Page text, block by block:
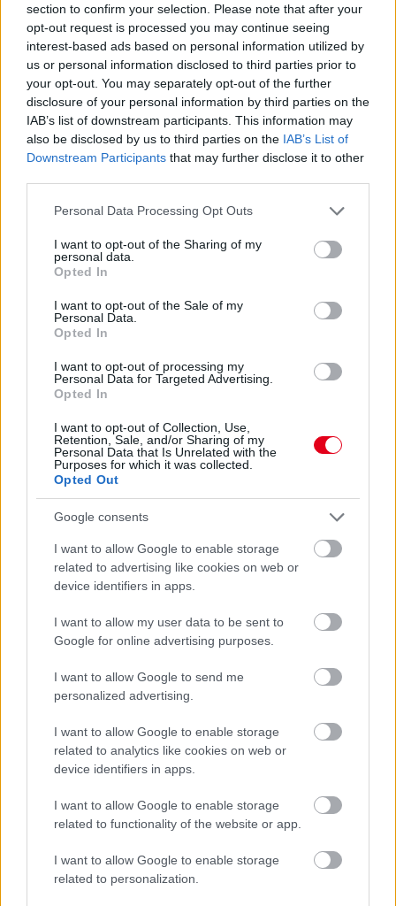
section to confirm your selection. Please note that after your
opt-out request is processed you may continue seeing
interest-based ads based on personal information utilized by
us or personal information disclosed to third parties prior to
your opt-out. You may separately opt-out of the further
disclosure of your personal information by third parties on the
IAB’s list of downstream participants. This information may
also be disclosed by us to third parties on the IAB’s List of
Downstream Participants that may further disclose it to other
Please note that this website/app uses one or more Google
not limited to your visit or usage behaviour. You may click to
grant or deny consent to Google and its third-party tags to
use your data for below specified purposes in below Google
consent section.
Personal Data Processing Opt Outs
I want to opt-out of the Sharing of my
personal data.
Opted In
I want to opt-out of the Sale of my
Personal Data.
Opted In
I want to opt-out of processing my
Personal Data for Targeted Advertising.
Opted In
I want to opt-out of Collection, Use,
Retention, Sale, and/or Sharing of my
Personal Data that Is Unrelated with the
Purposes for which it was collected.
Opted Out
Google consents
I want to allow Google to enable storage
related to advertising like cookies on web or
device identifiers in apps.
I want to allow my user data to be sent to
Google for online advertising purposes.
I want to allow Google to send me
personalized advertising.
I want to allow Google to enable storage
related to analytics like cookies on web or
device identifiers in apps.
I want to allow Google to enable storage
related to functionality of the website or app.
I want to allow Google to enable storage
related to personalization.
Mexikói siker az F2-esek hungaroringi
főversenyén, új győztes és éllovas az F3-ban
A főversenyekre került sor vasárnap délelőtt a betétszériák
esetében a Hungaroringen. Eleinte a pole-ból induló Kush Maini
vezette és kontrollálta a futamot, ám a bokszkiállások után egy
szerencsés időzítési VSC-fázisnak is köszönhetően Noel Leon
találta magát az élen. Bár Maini a hajrában felzárkózott rá, a
mexikói nem ingott meg, így megszerezte szezonbeli harmadik
győzelmét. Az indiainak be kellett érnie a második hellyel, a
sarkában Rafael Camarával.
lépett előre, a bajnokság éllovasa, Nikola Tsolov ugyanis a
szombati ütközése és nullázása után most hetedik lett, így a
brazil 22 pontra felzárkózott a bolgárra. Igaz, Gabriele Minivel
szemben viszont növelte az előnyét, hiszen az olasz csak
kilencedikként jött be, így az ő lemaradása 20 egység – azaz
tőle már csak két pontra van Camara a mogyoródi forduló után.
A Formula-3-ban Freddie Slater nyerte a főversenyt: az Audi
kötelékeibe tartozó brit az első körben összeért a pole-ból
induló Tuuka Taponennel, aki emiatt defektet kapott. Slater így
szorongatta ugyanis, a 17 éves pilóta viszont kitartott, így
egyfelől első F3-as győzelmét aratta, másrészt átvette az
összetettben a vezetést az amerikaitól, akivel
pontazonossággal vágott neki a napnak, most viszont nyolc
egység az előnye vele szemben. A dobogót Brando Badoer
tette teljessé.
fotó: DPPI
Gellérfi Gergő
10 napja